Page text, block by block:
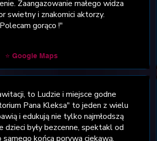
Zaangazowanie małego widza
swietny i znakomici aktorzy.
Polecam gorąco !"
⭐ Google Maps
to Ludzie i miejsce godne
Pana Kleksa" to jeden z wielu
i edukują nie tylko najmłodszą
dzieci były bezcenne, spektakl od
samego końca porywa ciekawą,